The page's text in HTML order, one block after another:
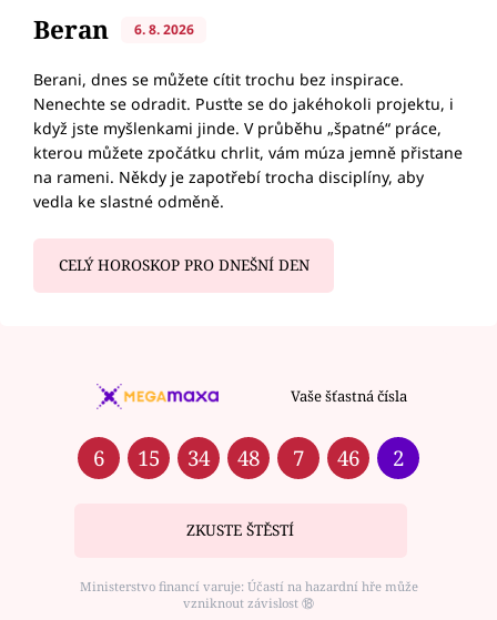
Beran 6. 8. 2026
Berani, dnes se můžete cítit trochu bez inspirace.
Nenechte se odradit. Pusťte se do jakéhokoli projektu, i
když jste myšlenkami jinde. V průběhu „špatné“ práce,
kterou můžete zpočátku chrlit, vám múza jemně přistane
na rameni. Někdy je zapotřebí trocha disciplíny, aby
vedla ke slastné odměně.
CELÝ HOROSKOP PRO DNEŠNÍ DEN
Vaše šťastná čísla
6 15 34 48 7 46 2
ZKUSTE ŠTĚSTÍ
Ministerstvo financí varuje: Účastí na hazardní hře může
vzniknout závislost ⑱